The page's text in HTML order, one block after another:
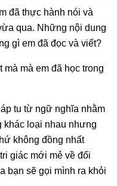
đã thực hành nói và
qua. Những nội dung
gì em đã đọc và viết?
mà em đã học trong
tu từ ngữ nghĩa nhằm
khác loại nhau nhưng
không đồng nhất
giác mới mẻ về đối
bạn sẽ gọi mình ra khỏi